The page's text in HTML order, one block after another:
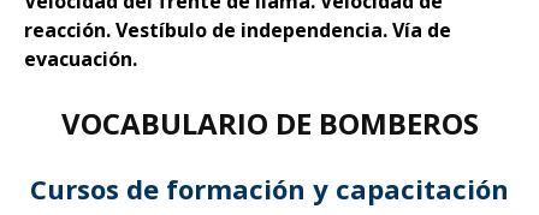
reacción. Vestíbulo de independencia. Vía de
evacuación.
VOCABULARIO DE BOMBEROS
Cursos de formación y capacitación